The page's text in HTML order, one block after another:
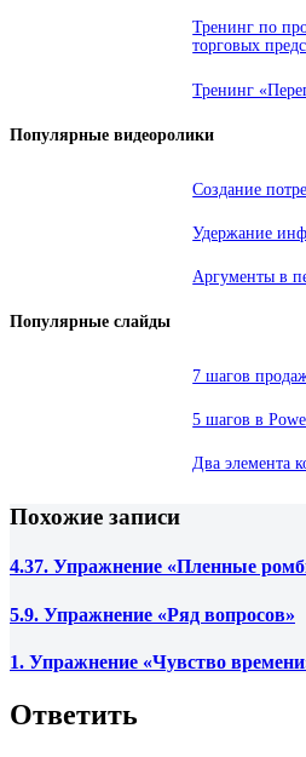
Тренинг по
торговых
Тренинг
Популярные видеоролики
Создание
Удержание
Аргументы в
Популярные слайды
7 шагов
5 шагов в
Два элемента
Похожие записи
4.37. Упражнение «Пленные
5.9. Упражнение «Ряд вопросов»
1. Упражнение «Чувство
Ответить